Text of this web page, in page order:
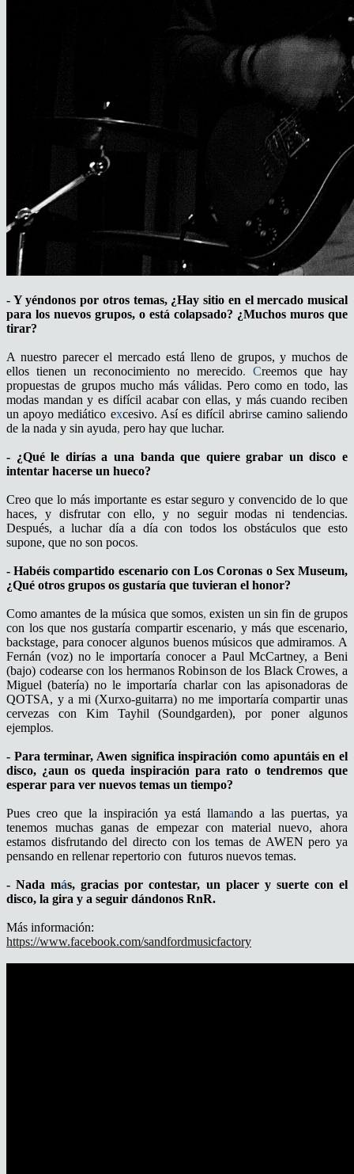
- Y yéndonos por otros temas, ¿Hay sitio en el mercado musical
para los nuevos grupos, o está colapsado? ¿Muchos muros que
tirar?
A nuestro parecer el mercado está lleno de grupos, y muchos de
ellos tienen un reconocimiento no merecido. Creemos que hay
propuestas de grupos mucho más válidas. Pero como en todo, las
modas mandan y es difícil acabar con ellas, y más cuando reciben
un apoyo mediático excesivo. Así es difícil abrirse camino saliendo
de la nada y sin ayuda, pero hay que luchar.
- ¿Qué le dirías a una banda que quiere grabar un disco e
intentar hacerse un hueco?
Creo que lo más importante es estar seguro y convencido de lo que
haces, y disfrutar con ello, y no seguir modas ni tendencias.
Después, a luchar día a día con todos los obstáculos que esto
supone, que no son pocos.
- Habéis compartido escenario con Los Coronas o Sex Museum,
¿Qué otros grupos os gustaría que tuvieran el honor?
Como amantes de la música que somos, existen un sin fin de grupos
con los que nos gustaría compartir escenario, y más que escenario,
backstage, para conocer algunos buenos músicos que admiramos. A
Fernán (voz) no le importaría conocer a Paul McCartney, a Beni
(bajo) codearse con los hermanos Robinson de los Black Crowes, a
Miguel (batería) no le importaría charlar con las apisonadoras de
QOTSA, y a mi (Xurxo-guitarra) no me importaría compartir unas
cervezas con Kim Tayhil (Soundgarden), por poner algunos
ejemplos.
- Para terminar, Awen significa inspiración como apuntáis en el
disco, ¿aun os queda inspiración para rato o tendremos que
esperar para ver nuevos temas un tiempo?
Pues creo que la inspiración ya está llamando a las puertas, ya
tenemos muchas ganas de empezar con material nuevo, ahora
estamos disfrutando del directo con los temas de AWEN pero ya
pensando en rellenar repertorio con futuros nuevos temas.
- Nada más, gracias por contestar, un placer y suerte con el
disco, la gira y a seguir dándonos RnR.
Más información:
https://www.facebook.com/sandfordmusicfactory